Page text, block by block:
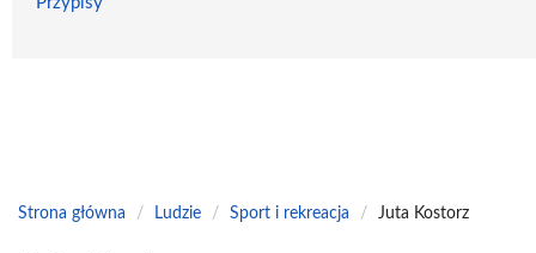
Strona główna / Ludzie / Sport i rekreacja / Juta Kostorz